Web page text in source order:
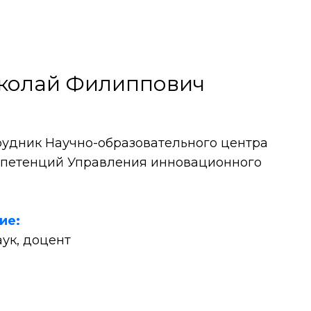
Филиппович
Научно-образовательного центра
Управления инновационного
доцент